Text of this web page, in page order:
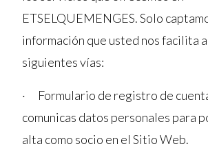
ETSELQUEMENGES. Solo
información que usted nos facilita
siguientes vías:
· Formulario de registro de
comunicas datos personales para
alta como socio en el Sitio Web.